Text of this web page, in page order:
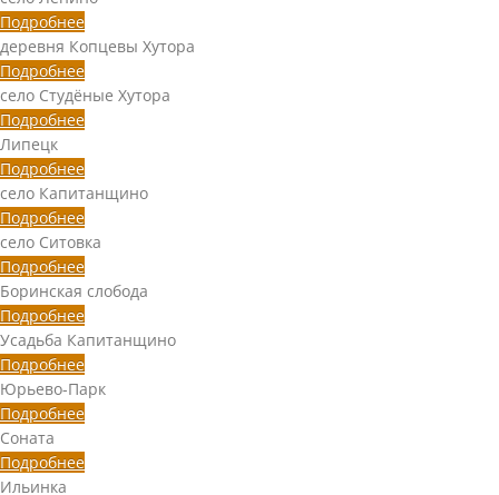
Подробнее
деревня Копцевы Хутора
Подробнее
село Студёные Хутора
Подробнее
Липецк
Подробнее
село Капитанщино
Подробнее
село Ситовка
Подробнее
Боринская слобода
Подробнее
Усадьба Капитанщино
Подробнее
Юрьево-Парк
Подробнее
Соната
Подробнее
Ильинка